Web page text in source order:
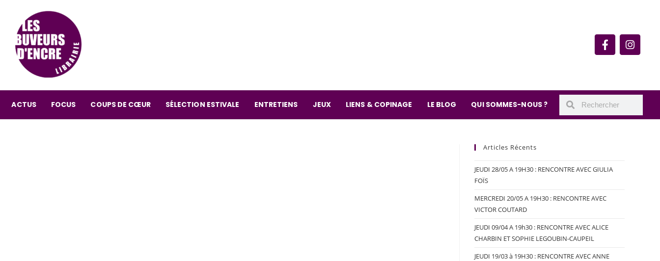
ACTUS FOCUS COUPS DE CŒUR SÉLECTION ESTIVALE ENTRETIENS JEUX LIENS & COPINAGE LE BLOG QUI SOMMES-NOUS ?
Articles Récents
JEUDI 28/05 A 19H30 : RENCONTRE AVEC GIULIA
FOÏS
MERCREDI 20/05 A 19H30 : RENCONTRE AVEC
VICTOR COUTARD
JEUDI 09/04 A 19h30 : RENCONTRE AVEC ALICE
CHARBIN ET SOPHIE LEGOUBIN-CAUPEIL
JEUDI 19/03 à 19H30 : RENCONTRE AVEC ANNE